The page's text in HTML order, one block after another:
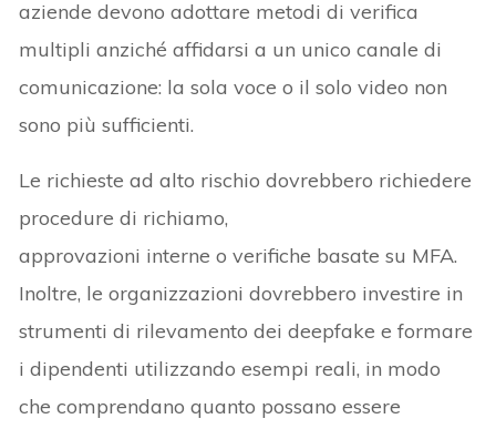
aziende devono adottare metodi di verifica
multipli anziché affidarsi a un unico canale di
comunicazione: la sola voce o il solo video non
sono più sufficienti.
Le richieste ad alto rischio dovrebbero richiedere
procedure di richiamo,
approvazioni interne o verifiche basate su MFA.
Inoltre, le organizzazioni dovrebbero investire in
strumenti di rilevamento dei deepfake e formare
i dipendenti utilizzando esempi reali, in modo
che comprendano quanto possano essere